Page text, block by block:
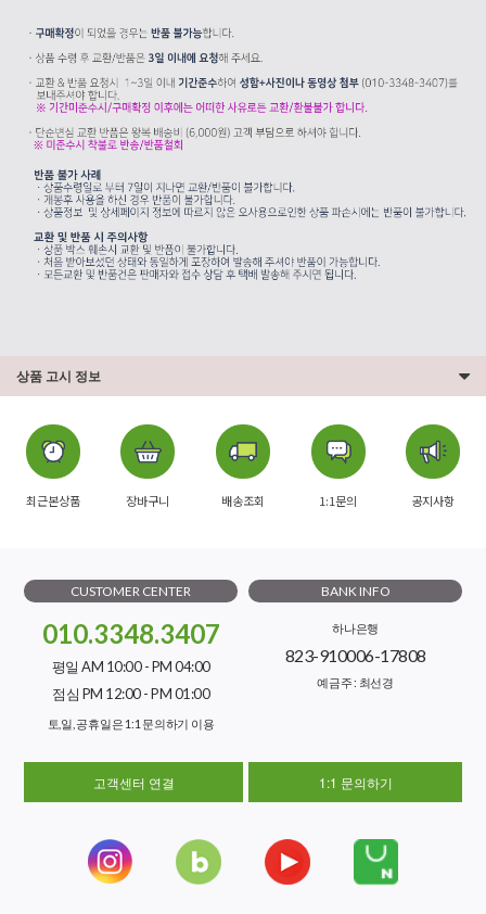
상품 고시 정보
최근본상품 장바구니 배송조회 1:1문의 공지사항
CUSTOMER CENTER
010.3348.3407
평일 AM 10:00 - PM 04:00
점심 PM 12:00 - PM 01:00
토,일, 공휴일은 1:1 문의하기 이용
BANK INFO
하나은행
823-910006-17808
예금주 : 최선경
고객센터 연결 1:1 문의하기